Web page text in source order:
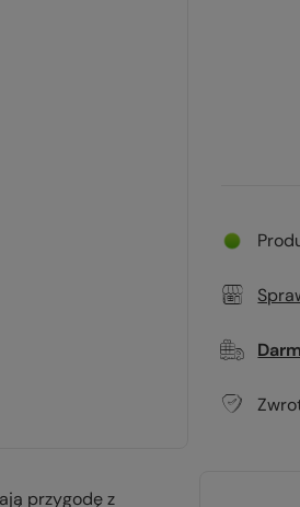
przygodę z